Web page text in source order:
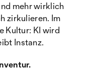
mehr wirklich
zirkulieren. Im
Kultur: KI wird
Instanz.